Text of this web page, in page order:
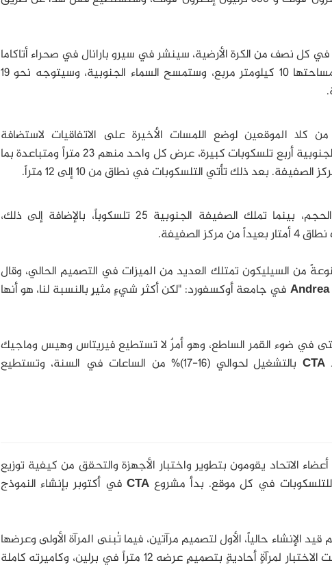
نصف من الكرة الأرضية، سينشر في سيرو بارانال في صحراء أتاكاما
في تشيلي ما يقارب 100 تلسكوب عبر منطقة مساحتها 10 كيلومتر مربع، وستمسح السماء الجنوبية، وسيتوجه نحو 19
كلا الموقعين لوضع اللمسات الأخيرة على الاتفاقيات لاستضافة
سيكون لكل من الصفيفتين الشمالية والجنوبية أربع تلسكوبات كبيرة، عرض كل واحد منهم 23 متراً ومتباعدة بما
بعد ذلك تأتي التلسكوبات في نطاق من 10 إلى 12 متراً.
تمتلك الصفيفات الشمالية 15 تلسكوباً متوسط الحجم، بينما تملك الصفيفة الجنوبية 25 تلسكوباً، بالإضافة إلى ذلك،
مصنوعةً من السيليكون تمتلك العديد من الميزات في التصميم الحالي، وقال
في جامعة أوكسفورد: "لكن أكثر شيءٍ مثيرٍ بالنسبة لنا، هو أنها
ضوء القمر الساطع، وهو أمرٌ لا تستطيع فيريتاس وهيس وماجيك
CTA
بالتشغيل لحوالي (16-17)% من الساعات في السنة، وتستطيع
الاتحاد يقومون بتطوير واختبار الأجهزة والتحقق من كيفية توزيع
في كل موقع. بدأ مشروع CTAفي أكتوبر بإنشاء النموذج
حالياً، الأول لتصميم مرآتين، فيما تُبنى المرآة الأولى وعرضها
10 أمتار في جنوب ولاية أريزونا، والنموذج الآخر تحت الاختبار لمرآةٍ أحاديةٍ بتصميمٍ عرضه 12 متراً في برلين، وكاميرته كاملة